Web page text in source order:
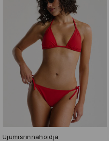
Ujumisrinnahoidja